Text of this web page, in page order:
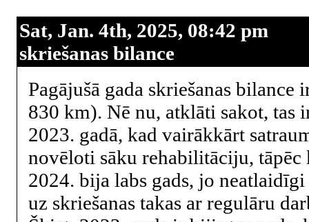
Sat, Jan. 4th, 2025, 08:42 pm
skriešanas bilance
Pagājušā gada skriešanas bilance
830 km). Nē nu, atklāti sakot, tas
2023. gadā, kad vairākkārt
novēloti sāku rehabilitāciju, tāpēc
2024. bija labs gads, jo
uz skriešanas takas ar regulāru